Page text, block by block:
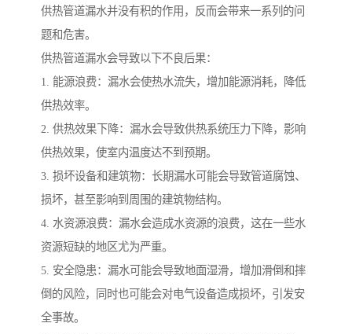
供热管道漏水并没有积的作用，反而会带来一系列的问
题和危害。
供热管道漏水会导致以下不良后果：
1. 能源浪费：漏水会使热水流失，增加能源消耗，降低
供热效率。
2. 供热效果下降：漏水会导致供热系统压力下降，影响
供热效果，使室内温度达不到预期。
3. 损坏设备和建筑物：长期漏水可能会导致管道腐蚀、
损坏，甚至影响到周围的建筑物结构。
4. 水资源浪费：漏水会造成水资源的浪费，这在一些水
资源短缺的地区尤为严重。
5. 安全隐患：漏水可能会导致地面湿滑，增加滑倒和摔
倒的风险，同时也可能会对电气设备造成损坏，引发安
全事故。